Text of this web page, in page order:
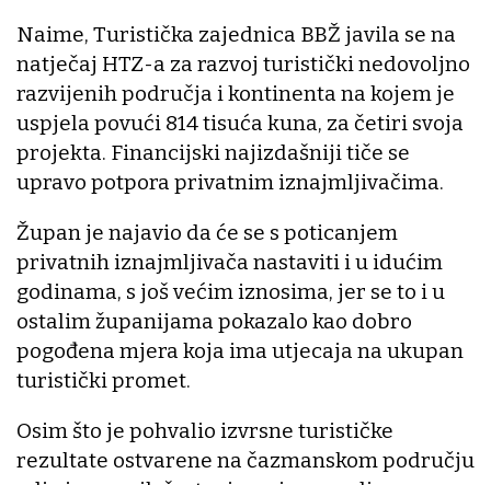
Naime, Turistička zajednica BBŽ javila se na
natječaj HTZ-a za razvoj turistički nedovoljno
razvijenih područja i kontinenta na kojem je
uspjela povući 814 tisuća kuna, za četiri svoja
projekta. Financijski najizdašniji tiče se
upravo potpora privatnim iznajmljivačima.
Župan je najavio da će se s poticanjem
privatnih iznajmljivača nastaviti i u idućim
godinama, s još većim iznosima, jer se to i u
ostalim županijama pokazalo kao dobro
pogođena mjera koja ima utjecaja na ukupan
turistički promet.
Osim što je pohvalio izvrsne turističke
rezultate ostvarene na čazmanskom području